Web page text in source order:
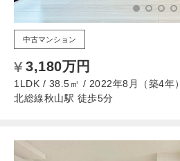
中古マンション
3,180万円
1LDK / 38.5㎡ / 2022年8月（築4年）
北総線秋山駅 徒歩5分